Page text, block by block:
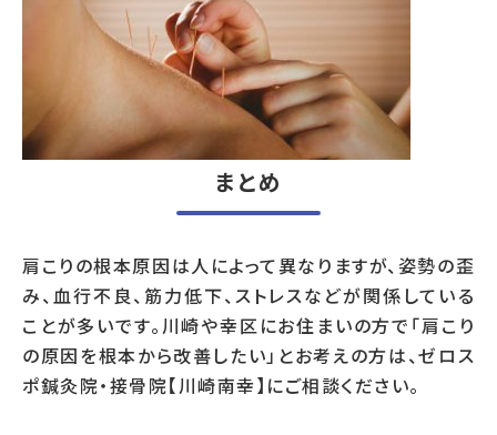
まとめ
肩こりの根本原因は人によって異なりますが、姿勢の歪
み、血行不良、筋力低下、ストレスなどが関係している
ことが多いです。川崎や幸区にお住まいの方で「肩こり
の原因を根本から改善したい」とお考えの方は、ゼロス
ポ鍼灸院・接骨院【川崎南幸】にご相談ください。